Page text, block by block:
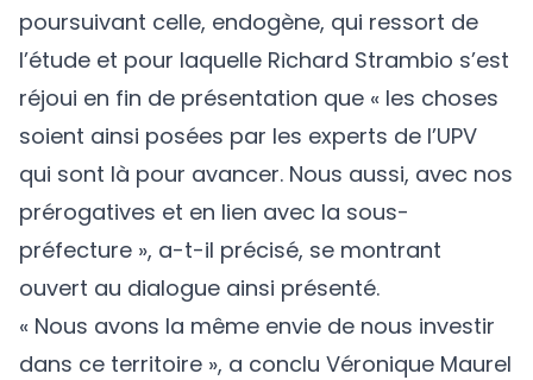
poursuivant celle, endogène, qui ressort de
l’étude et pour laquelle Richard Strambio s’est
réjoui en fin de présentation que « les choses
soient ainsi posées par les experts de l’UPV
qui sont là pour avancer. Nous aussi, avec nos
prérogatives et en lien avec la sous-
préfecture », a-t-il précisé, se montrant
ouvert au dialogue ainsi présenté.
« Nous avons la même envie de nous investir
dans ce territoire », a conclu Véronique Maurel